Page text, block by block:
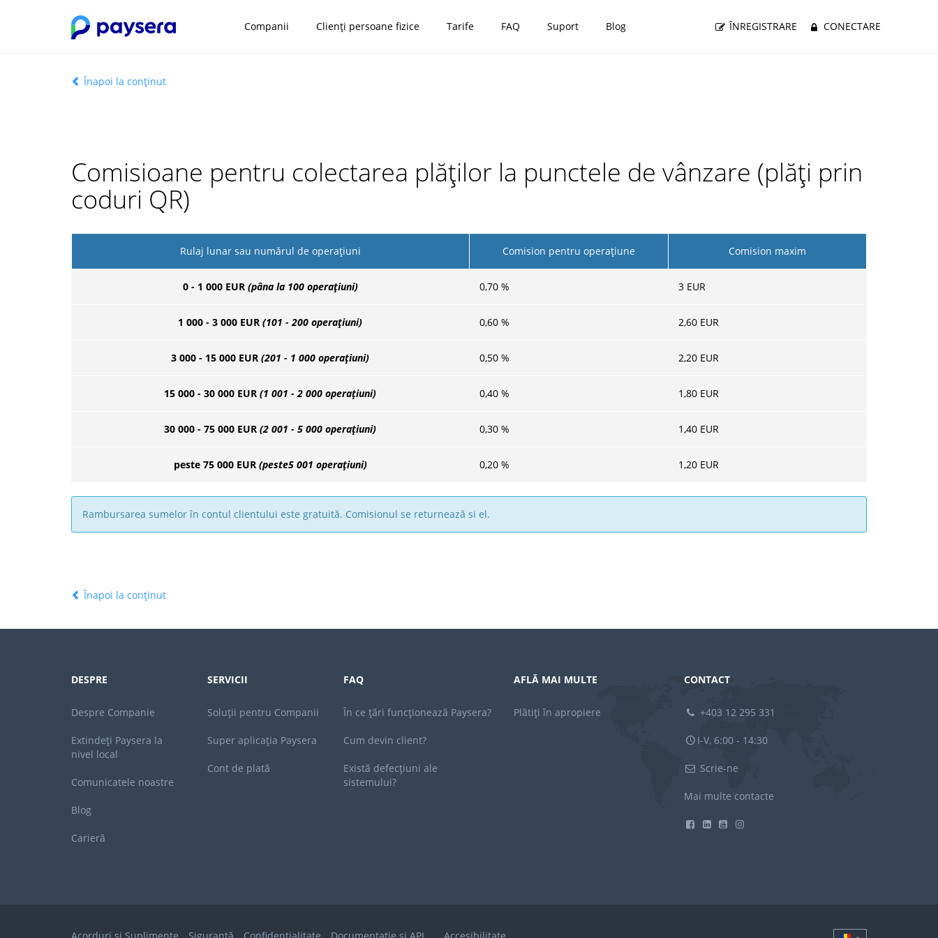
Companii Clienți persoane fizice Tarife FAQ Suport Blog ÎNREGISTRARE CONECTARE
Înapoi la conținut
Comisioane pentru colectarea plăților la punctele de vânzare (plăți prin
coduri QR)
Rulaj lunar sau numărul de operațiuni Comision pentru operațiune Comision maxim
0 - 1 000 EUR (pâna la 100 operațiuni) 0,70 % 3 EUR
1 000 - 3 000 EUR (101 - 200 operațiuni) 0,60 % 2,60 EUR
3 000 - 15 000 EUR (201 - 1 000 operațiuni) 0,50 % 2,20 EUR
15 000 - 30 000 EUR (1 001 - 2 000 operațiuni) 0,40 % 1,80 EUR
30 000 - 75 000 EUR (2 001 - 5 000 operațiuni) 0,30 % 1,40 EUR
peste 75 000 EUR (peste5 001 operațiuni) 0,20 % 1,20 EUR
Rambursarea sumelor în contul clientului este gratuită. Comisionul se returnează si el.
Înapoi la conținut
DESPRE
Despre Companie
Extindeți Paysera la
nivel local
Comunicatele noastre
Blog
Carieră
SERVICII
Soluții pentru Companii
Super aplicația Paysera
Cont de plată
FAQ
În ce țări funcționează Paysera?
Cum devin client?
Există defecțiuni ale
sistemului?
AFLĂ MAI MULTE
Plătiți în apropiere
CONTACT
+403 12 295 331
I-V, 6:00 - 14:30
Scrie-ne
Mai multe contacte